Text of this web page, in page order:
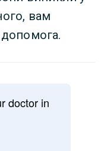
вам
doctor in